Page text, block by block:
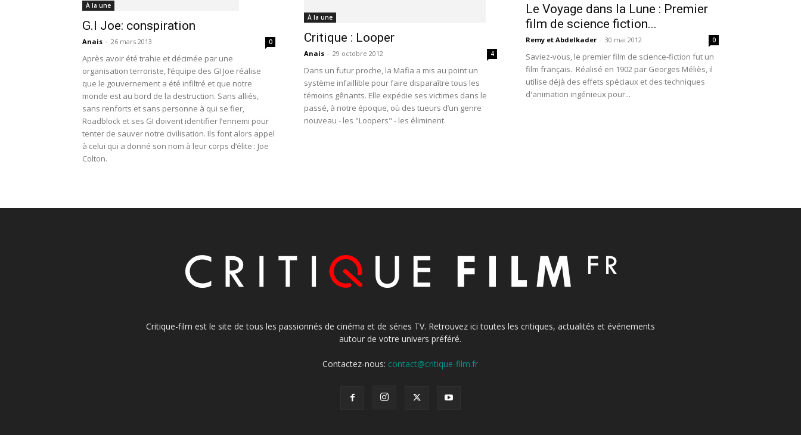
À la une
G.I Joe: conspiration
Anais - 26 mars 2013 0
Après avoir été trahie et décimée par une
organisation terroriste, l’équipe des GI Joe réalise
que le gouvernement a été infiltré et que notre
monde est au bord de la destruction. Sans alliés,
sans renforts et sans personne à qui se fier,
Roadblock et ses GI doivent identifier l’ennemi pour
tenter de sauver notre civilisation. Ils font alors appel
à celui qui a donné son nom à leur corps d’élite : Joe
Colton.
À la une
Critique : Looper
Anais - 29 octobre 2012 4
Dans un futur proche, la Mafia a mis au point un
système infaillible pour faire disparaître tous les
témoins gênants. Elle expédie ses victimes dans le
passé, à notre époque, où des tueurs d’un genre
nouveau - les "Loopers" - les éliminent.
Le Voyage dans la Lune : Premier
film de science fiction...
Remy et Abdelkader - 30 mai 2012 0
Saviez-vous, le premier film de science-fiction fut un
film français. Réalisé en 1902 par Georges Méliès, il
utilise déjà des effets spéciaux et des techniques
d'animation ingénieux pour...
Critique-film est le site de tous les passionnés de cinéma et de séries TV. Retrouvez ici toutes les critiques, actualités et événements
autour de votre univers préféré.
Contactez-nous: contact@critique-film.fr